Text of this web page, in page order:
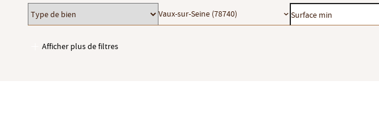
Type
de
bien
Localisation
Vaux-sur-Seine (78740)
Surface
min
Afficher plus de filtres
Garages / Parking